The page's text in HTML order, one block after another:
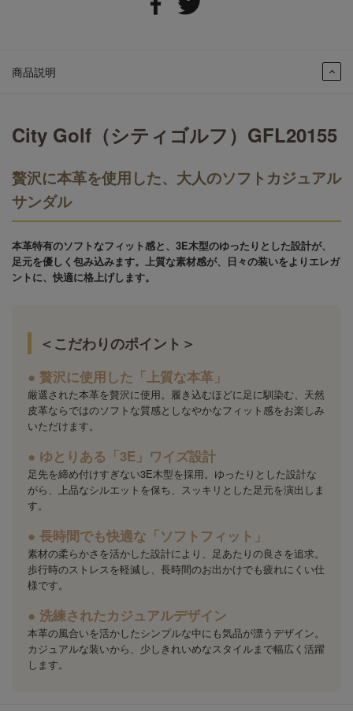
商品説明
City Golf（シティゴルフ）GFL20155
贅沢に本革を使用した、大人のソフトカジュアル
サンダル
本革特有のソフトなフィット感と、3E木型のゆったりとした設計が、
足元を優しく包み込みます。上質な素材感が、日々の装いをよりエレガ
ントに、快適に格上げします。
＜こだわりのポイント＞
● 贅沢に使用した「上質な本革」
厳選された本革を贅沢に使用。履き込むほどに足に馴染む、天然
皮革ならではのソフトな質感としなやかなフィット感をお楽しみ
いただけます。
● ゆとりある「3E」ワイズ設計
足先を締め付けすぎない3E木型を採用。ゆったりとした設計な
がら、上品なシルエットを保ち、スッキリとした足元を演出しま
す。
● 長時間でも快適な「ソフトフィット」
素材の柔らかさを活かした設計により、足あたりの良さを追求。
歩行時のストレスを軽減し、長時間のお出かけでも疲れにくい仕
様です。
● 洗練されたカジュアルデザイン
本革の風合いを活かしたシンプルな中にも気品が漂うデザイン。
カジュアルな装いから、少しきれいめなスタイルまで幅広く活躍
します。